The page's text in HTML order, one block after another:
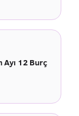
Ayı 12 Burç